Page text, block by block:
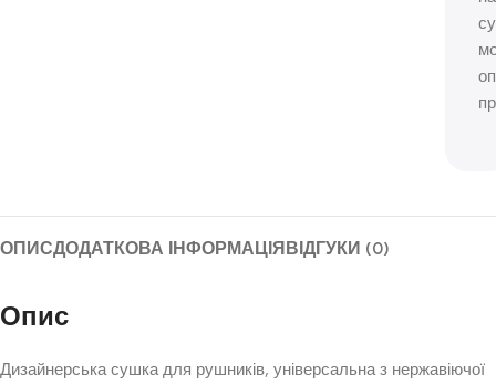
ОПИСДОДАТКОВА ІНФОРМАЦІЯВІДГУКИ (0)
Опис
Дизайнерська сушка для рушників, універсальна з нержавіючої